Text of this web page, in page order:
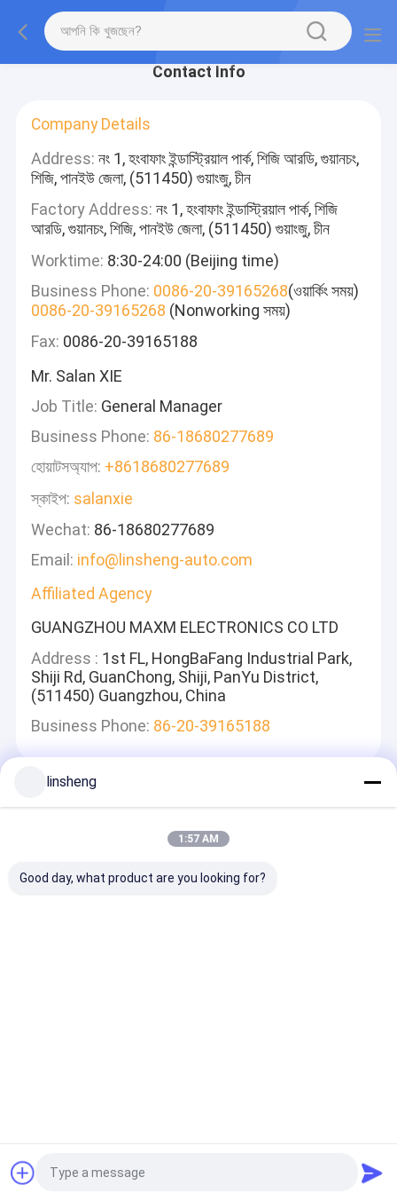
Contact Info
Company Details
Address: নং 1, হংবাফাং ইন্ডাস্ট্রিয়াল পার্ক, শিজি আরডি, গুয়ানচং,
শিজি, পানইউ জেলা, (511450) গুয়াংজু, চীন
Factory Address: নং 1, হংবাফাং ইন্ডাস্ট্রিয়াল পার্ক, শিজি
আরডি, গুয়ানচং, শিজি, পানইউ জেলা, (511450) গুয়াংজু, চীন
Worktime: 8:30-24:00 (Beijing time)
Business Phone: 0086-20-39165268(ওয়ার্কিং সময়)
0086-20-39165268 (Nonworking সময়)
Fax: 0086-20-39165188
Mr. Salan XIE
Job Title: General Manager
Business Phone: 86-18680277689
হোয়াটসঅ্যাপ: +8618680277689
স্কাইপ: salanxie
Wechat: 86-18680277689
Email: info@linsheng-auto.com
Affiliated Agency
GUANGZHOU MAXM ELECTRONICS CO LTD
Address : 1st FL, HongBaFang Industrial Park,
Shiji Rd, GuanChong, Shiji, PanYu District,
(511450) Guangzhou, China
Business Phone: 86-20-39165188
একটি বার্তা রেখে যান
linsheng
1:57 AM
Good day, what product are you looking for?